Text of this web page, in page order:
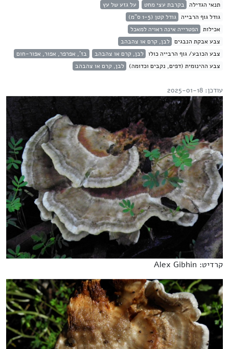
תנאי הגדילה בקרבת עצי מחט
על גזע של עץ
גודל גוף הרבייה גודל קטן (1-5 ס"מ)
אכילות הפטרייה אינה ראויה למאכל
צבע אבקת הנבגים לבן, קרם או צהבהב
צבע הכובע/ גוף הרבייה כולו לבן, קרם או צהבהב
בז', אפרפר, אפור, אפור-חום
צבע ההינומית (דפים, נקבים וכדומה) לבן, קרם או צהבהב
עודכן: 2025-01-18
קרדיט: Alex Gibhin